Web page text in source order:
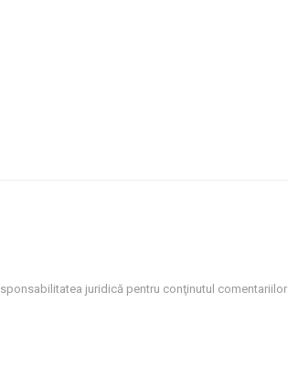
juridică pentru conţinutul comentariilor